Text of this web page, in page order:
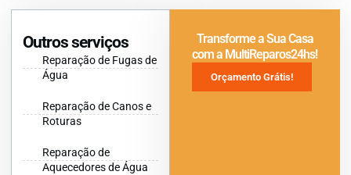
Outros serviços
Reparação de Fugas de
Água
Reparação de Canos e
Roturas
Reparação de
Aquecedores de Água
Transforme a Sua Casa
com a MultiReparos24hs!
Orçamento Grátis!